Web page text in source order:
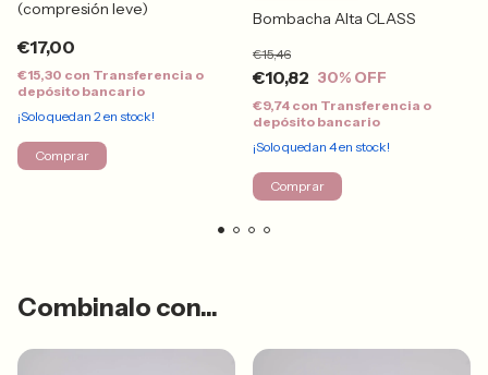
(compresión leve)
€17,00
€15,30 con Transferencia o
depósito bancario
¡Solo quedan 2 en stock!
Comprar
Bombacha Alta CLASS
€10,82
€15,46
30% OFF
€9,74 con Transferencia o
depósito bancario
¡Solo quedan 4en stock!
Comprar
Combinalo con...